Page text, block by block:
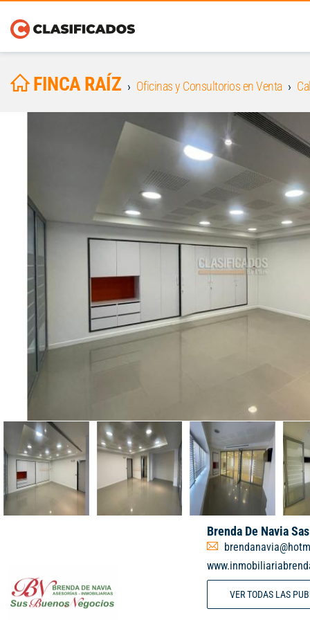
FINCA RAÍZ Oficinas y Consultorios en Venta
Brenda De Navia Sas
VER TODAS LAS